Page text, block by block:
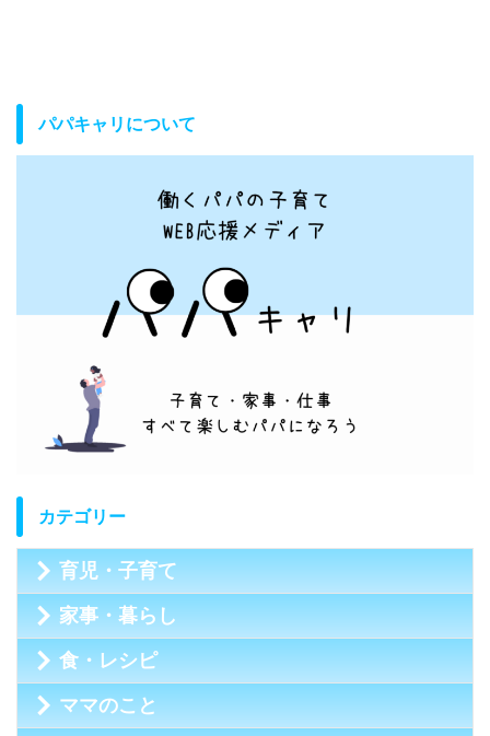
パパキャリについて
カテゴリー
育児・子育て
家事・暮らし
食・レシピ
ママのこと